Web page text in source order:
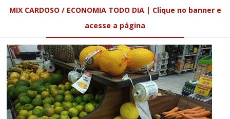
MIX CARDOSO / ECONOMIA TODO DIA | Clique no banner e
acesse a página